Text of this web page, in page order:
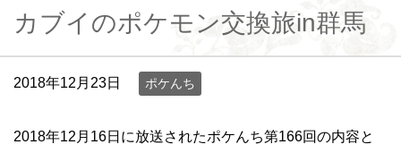
カブイのポケモン交換旅in群馬
2018年12月23日 ポケんち
2018年12月16日に放送されたポケんち第166回の内容と